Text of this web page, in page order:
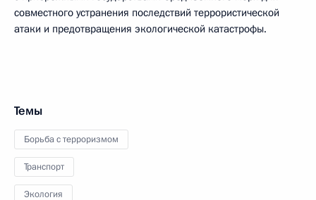
совместного устранения последствий террористической
атаки и предотвращения экологической катастрофы.
Темы
Борьба с терроризмом
Транспорт
Экология